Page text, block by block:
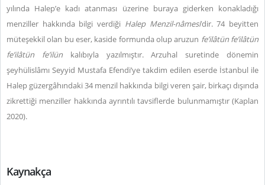
yılında Halep’e kadı atanması üzerine buraya giderken konakladığı
menziller hakkında bilgi verdiği Halep Menzil-nâmesi’dir. 74 beyitten
müteşekkil olan bu eser, kaside formunda olup aruzun fe’ilâtün fe’ilâtün
fe’ilâtün fe’ilünkalıbıyla yazılmıştır. Arzuhal suretinde dönemin
şeyhülislâmı Seyyid Mustafa Efendi’ye takdim edilen eserde İstanbul ile
Halep güzergâhındaki 34 menzil hakkında bilgi veren şair, birkaçı dışında
zikrettiği menziller hakkında ayrıntılı tavsiflerde bulunmamıştır (Kaplan
2020).
Kaynakça